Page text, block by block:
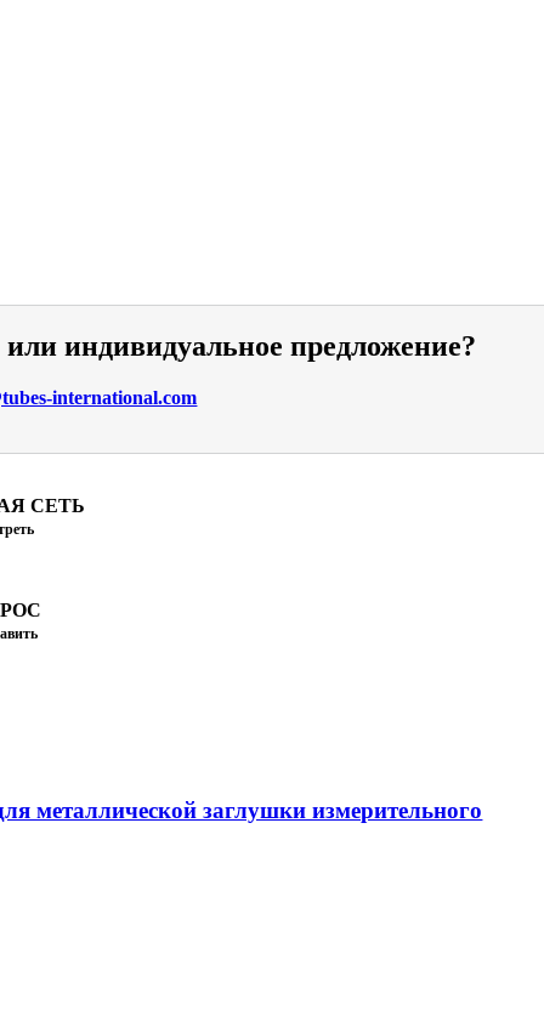
индивидуальное предложение?
international.com
СЕТЬ
металлической заглушки измерительного